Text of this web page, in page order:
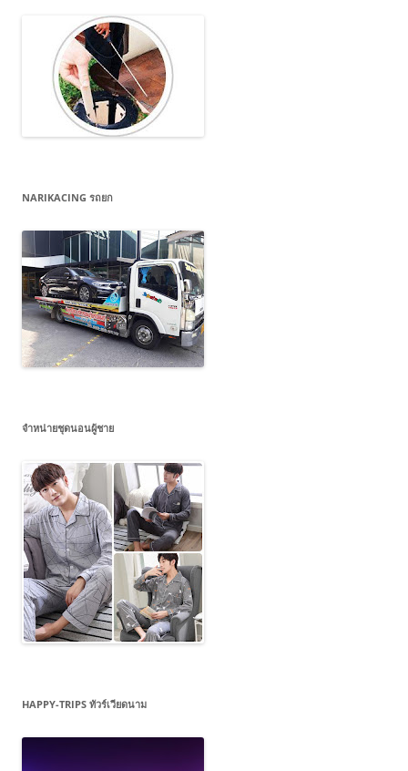
NARIKACING รถยก
จำหน่ายชุดนอนผู้ชาย
HAPPY-TRIPS ทัวร์เวียดนาม